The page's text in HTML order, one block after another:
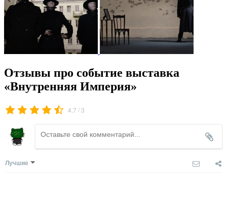
Отзывы про событие выставка
«Внутренняя Империя»
4.7 /3
Лучшие